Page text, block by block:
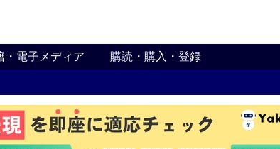
・電子メディア 購読・購入・登録